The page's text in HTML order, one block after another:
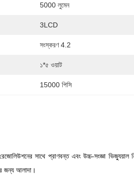
5000 লুমেন
3LCD
সংস্করণ 4.2
১*৫ ওয়াট
15000 পিসি
সাথে প্রাণবন্ত এবং উচ্চ-সংজ্ঞা ভিজ্যুয়াল
জন্য আলাদা।